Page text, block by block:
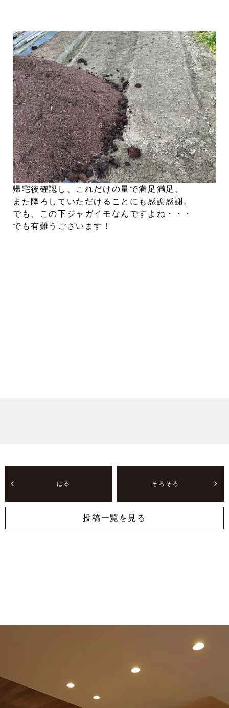
帰宅後確認し、これだけの量で満足満足。
また降ろしていただけることにも感謝感謝。
でも、この下ジャガイモなんですよね・・・
でも有難うございます！
はる そろそろ
投稿一覧を見る